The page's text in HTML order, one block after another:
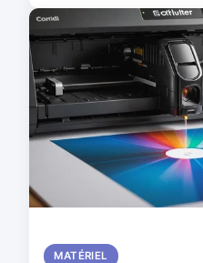
MATÉRIEL